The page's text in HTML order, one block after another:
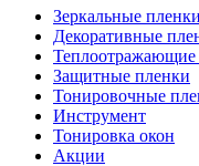
Зеркальные пленки
Декоративные
Теплоотражающие
Защитные пленки
Тонировочные
Инструмент
Тонировка окон
Акции